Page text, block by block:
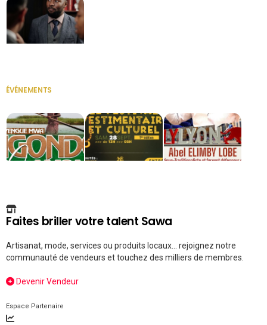
ÉVÉNEMENTS
Faites briller votre talent Sawa
Artisanat, mode, services ou produits locaux... rejoignez notre
communauté de vendeurs et touchez des milliers de membres.
Devenir Vendeur
Espace Partenaire